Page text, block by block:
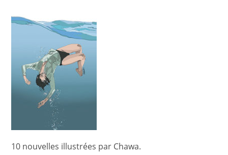
10 nouvelles illustrées par Chawa.